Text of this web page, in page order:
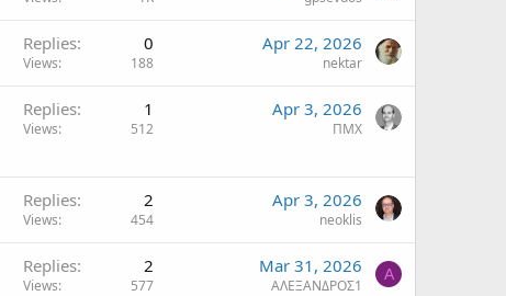
Replies 0
Views 188
Apr 22, 2026
nektar
Replies 1
Views 512
Apr 3, 2026
ΠΜΧ
Replies 2
Views 454
Apr 3, 2026
neoklis
Replies 2
Views 577
Mar 31, 2026
ΑΛΕΞΑΝΔΡΟΣ1
Α